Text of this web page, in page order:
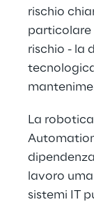
rischio
particolare
rischio - la
La
lavoro
sistemi IT